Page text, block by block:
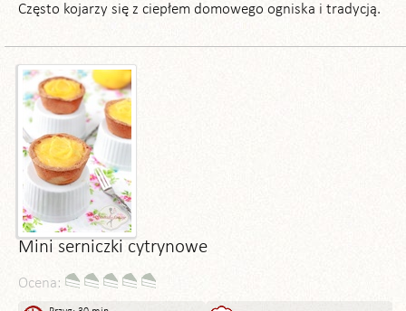
Często kojarzy się z ciepłem domowego ogniska i tradycją.
Mini serniczki cytrynowe
Ocena: